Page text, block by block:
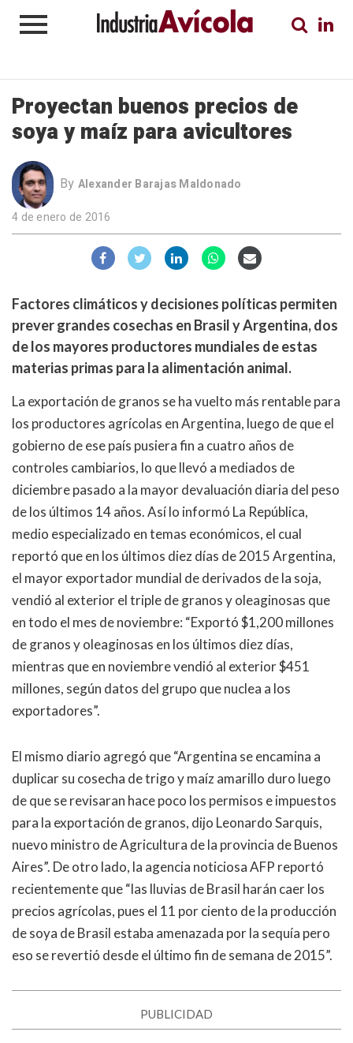
Proyectan buenos precios de
soya y maíz para avicultores
By Alexander Barajas Maldonado
4 de enero de 2016
Factores climáticos y decisiones políticas permiten
prever grandes cosechas en Brasil y Argentina, dos
de los mayores productores mundiales de estas
materias primas para la alimentación animal.
La exportación de granos se ha vuelto más rentable para
los productores agrícolas en Argentina, luego de que el
gobierno de ese país pusiera fin a cuatro años de
controles cambiarios, lo que llevó a mediados de
diciembre pasado a la mayor devaluación diaria del peso
de los últimos 14 años. Así lo informó La República,
medio especializado en temas económicos, el cual
reportó que en los últimos diez días de 2015 Argentina,
el mayor exportador mundial de derivados de la soja,
vendió al exterior el triple de granos y oleaginosas que
en todo el mes de noviembre: “Exportó $1,200 millones
de granos y oleaginosas en los últimos diez días,
mientras que en noviembre vendió al exterior $451
millones, según datos del grupo que nuclea a los
exportadores”.
El mismo diario agregó que “Argentina se encamina a
duplicar su cosecha de trigo y maíz amarillo duro luego
de que se revisaran hace poco los permisos e impuestos
para la exportación de granos, dijo Leonardo Sarquis,
nuevo ministro de Agricultura de la provincia de Buenos
Aires”. De otro lado, la agencia noticiosa AFP reportó
recientemente que “las lluvias de Brasil harán caer los
precios agrícolas, pues el 11 por ciento de la producción
de soya de Brasil estaba amenazada por la sequía pero
eso se revertió desde el último fin de semana de 2015”.
PUBLICIDAD